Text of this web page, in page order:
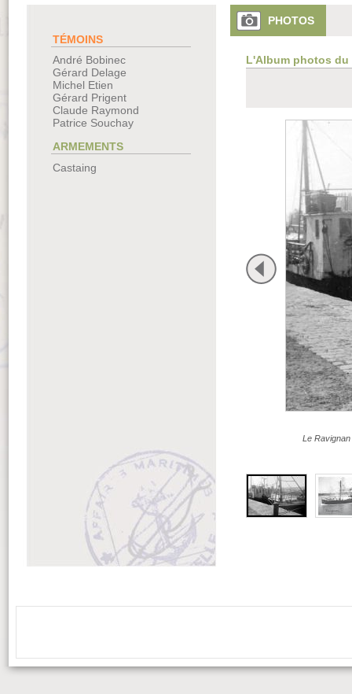
TÉMOINS
André Bobinec
Gérard Delage
Michel Etien
Gérard Prigent
Claude Raymond
Patrice Souchay
ARMEMENTS
Castaing
PHOTOS
L'Album photos du
Le